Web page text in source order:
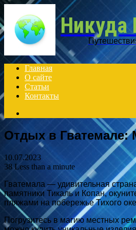
Никуда
Главная
О сайте
Статьи
Контакты
for
Отдых в Гватемале:
10.07.2023
38Less than a minute
Гватемала — удивительная
памятники Тикаль и Копан,
пляжами на побережье Тихого
Погрузитесь в магию местных